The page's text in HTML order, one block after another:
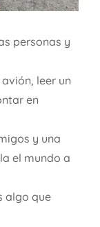
personas y
leer un
en
y una
el mundo a
algo que